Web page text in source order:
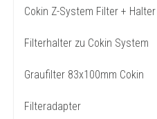
Cokin Z-System Filter + Halter
Filterhalter zu Cokin System
Graufilter 83x100mm Cokin
Filteradapter